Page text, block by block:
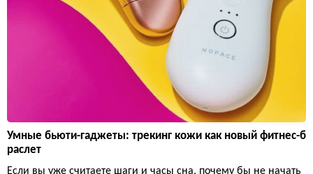
Умные бьюти-гаджеты: трекинг кожи как новый фитнес-б
раслет
Если вы уже считаете шаги и часы сна, почему бы не начать